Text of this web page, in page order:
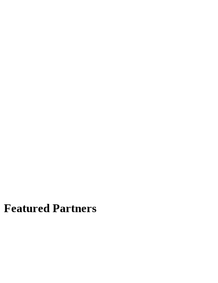
Featured Partners